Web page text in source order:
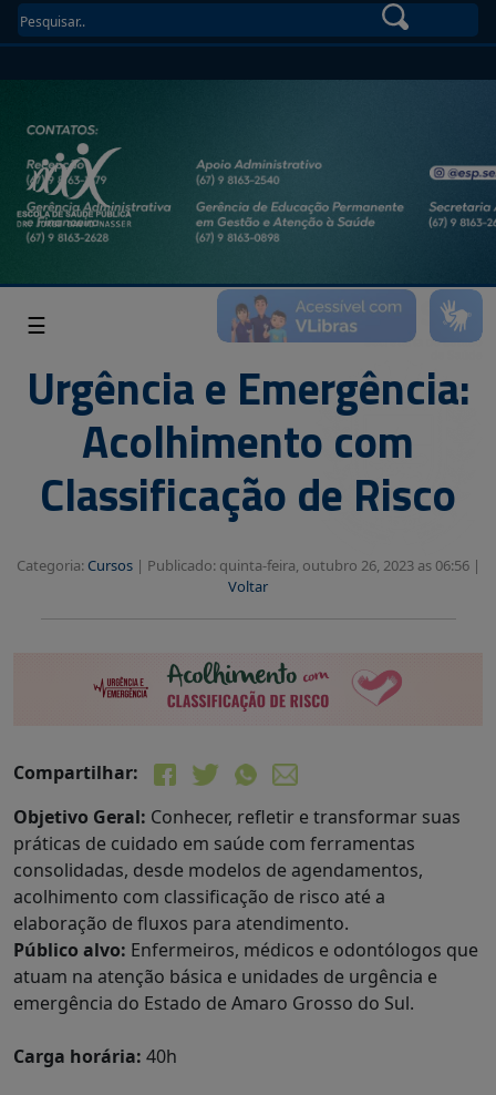
☰
Urgência e Emergência:
Acolhimento com
Classificação de Risco
Categoria: Cursos| Publicado: quinta-feira, outubro 26, 2023 as 06:56 |
Voltar
Compartilhar:
Objetivo Geral: Conhecer, refletir e transformar suas
práticas de cuidado em saúde com ferramentas
consolidadas, desde modelos de agendamentos,
acolhimento com classificação de risco até a
elaboração de fluxos para atendimento.
Público alvo: Enfermeiros, médicos e odontólogos que
atuam na atenção básica e unidades de urgência e
emergência do Estado de Amaro Grosso do Sul.
Carga horária: 40h